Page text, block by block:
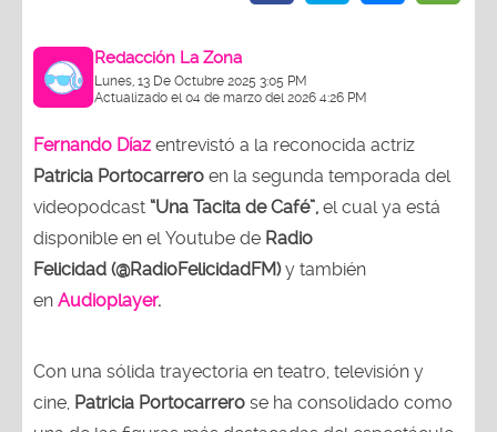
Redacción La Zona
Lunes, 13 De Octubre 2025 3:05 PM
Actualizado el 04 de marzo del 2026 4:26 PM
Fernando Díaz entrevistó a la reconocida actriz
Patricia Portocarrero en la segunda temporada del
videopodcast “Una Tacita de Café”, el cual ya está
disponible en el Youtube de Radio
Felicidad (@RadioFelicidadFM)y también
en Audioplayer.
Con una sólida trayectoria en teatro, televisión y
cine, Patricia Portocarrero se ha consolidado como